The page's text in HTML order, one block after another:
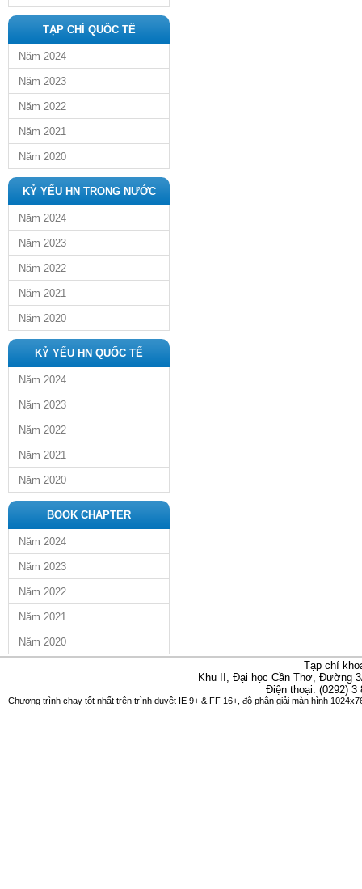
TẠP CHÍ QUỐC TẾ
Năm 2024
Năm 2023
Năm 2022
Năm 2021
Năm 2020
KỶ YẾU HN TRONG NƯỚC
Năm 2024
Năm 2023
Năm 2022
Năm 2021
Năm 2020
KỶ YẾU HN QUỐC TẾ
Năm 2024
Năm 2023
Năm 2022
Năm 2021
Năm 2020
BOOK CHAPTER
Năm 2024
Năm 2023
Năm 2022
Năm 2021
Năm 2020
Tạp chí
Khu II, Đại học Cần Thơ, Đường
Điện thoại: (0292)
Chương trình chạy tốt nhất trên trình duyệt IE 9+ & FF 16+, độ phân giải màn hình